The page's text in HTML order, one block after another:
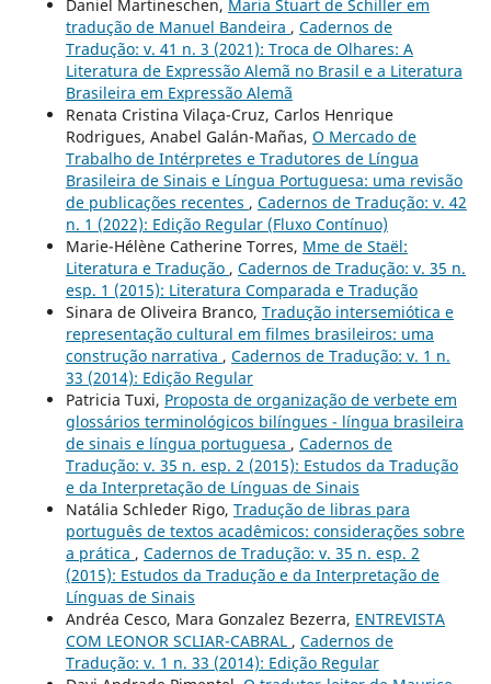
Daniel Martineschen, Maria Stuart de Schiller em
tradução de Manuel Bandeira , Cadernos de
Tradução: v. 41 n. 3 (2021): Troca de Olhares: A
Literatura de Expressão Alemã no Brasil e a Literatura
Brasileira em Expressão Alemã
Renata Cristina Vilaça-Cruz, Carlos Henrique
Rodrigues, Anabel Galán-Mañas, O Mercado de
Trabalho de Intérpretes e Tradutores de Língua
Brasileira de Sinais e Língua Portuguesa: uma revisão
de publicações recentes , Cadernos de Tradução: v. 42
n. 1 (2022): Edição Regular (Fluxo Contínuo)
Marie-Hélène Catherine Torres, Mme de Staël:
Literatura e Tradução , Cadernos de Tradução: v. 35 n.
esp. 1 (2015): Literatura Comparada e Tradução
Sinara de Oliveira Branco, Tradução intersemiótica e
representação cultural em filmes brasileiros: uma
construção narrativa , Cadernos de Tradução: v. 1 n.
33 (2014): Edição Regular
Patricia Tuxi, Proposta de organização de verbete em
glossários terminológicos bilíngues - língua brasileira
de sinais e língua portuguesa , Cadernos de
Tradução: v. 35 n. esp. 2 (2015): Estudos da Tradução
e da Interpretação de Línguas de Sinais
Natália Schleder Rigo, Tradução de libras para
português de textos acadêmicos: considerações sobre
a prática , Cadernos de Tradução: v. 35 n. esp. 2
(2015): Estudos da Tradução e da Interpretação de
Línguas de Sinais
Andréa Cesco, Mara Gonzalez Bezerra, ENTREVISTA
COM LEONOR SCLIAR-CABRAL , Cadernos de
Tradução: v. 1 n. 33 (2014): Edição Regular